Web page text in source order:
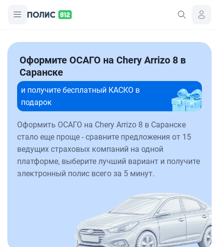
Оформите ОСАГО на Chery Arrizo 8 в
Саранске
и получите бесплатный КАСКО в
подарок
Оформить ОСАГО на Chery Arrizo 8 в Саранске
стало еще проще - сравните предложения от 15
ведущих страховых компаний на одной
платформе, выберите лучший вариант и получите
электронный полис всего за 5 минут.